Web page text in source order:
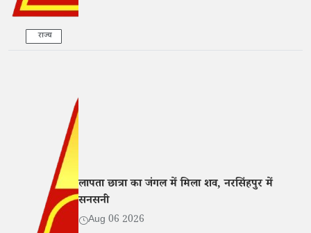
राज्य
लापता छात्रा का जंगल में मिला शव, नरसिंहपुर में
सनसनी
Aug 06 2026